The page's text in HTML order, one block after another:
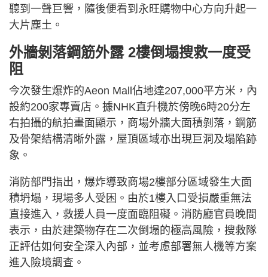
聽到一聲巨響，隨後便看到永旺購物中心方向升起一
大片塵土。
外牆剝落鋼筋外露 2樓倒塌搜救一度受
阻
今次發生爆炸的Aeon Mall佔地達207,000平方米，內
設約200家專賣店。據NHK直升機於傍晚6時20分左
右拍攝的航拍畫面顯示，商場外牆大面積剝落，鋼筋
及骨架結構清晰外露，屋頂區域亦出現巨洞及塌陷跡
象。
消防部門指出，爆炸導致商場2樓部分區域發生大面
積坍塌，現場多人受困。由於1樓入口受損嚴重無法
直接進入，救援人員一度面臨阻礙。消防廳官員晚間
表示，由於建築物存在二次倒塌的極高風險，搜救隊
正評估如何安全深入內部，並考慮部署無人機等方案
進入險境調查。